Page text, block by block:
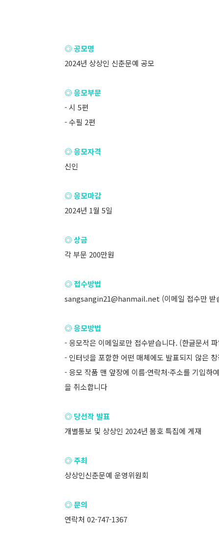
◎ 공모명
2024년 상상인 신춘문예 공모
◎ 응모부문
- 시 5편
- 수필 2편
◎ 응모자격
신인
◎ 응모마감
2024년 1월 5일
◎ 상금
각 부문 200만원
◎ 접수방법
sangsangin21@hanmail.net (이메일 접수만 받
◎ 응모방법
- 응모작은 이메일로만 접수받습니다. (한글문서
- 인터넷을 포함한 어떤 매체에도 발표되지 않은
- 응모 작품 맨 앞장에 이름·연락처·주소를 기입
을 취소합니다
◎ 당선작 발표
개별통보 및 상상인 2024년 봄호 특집에 게재
◎ 주최
상상인신춘문예 운영위원회
◎ 문의
연락처 02-747-1367